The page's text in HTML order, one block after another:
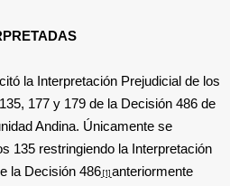
la Interpretación Prejudicial de los
177 y 179 de la Decisión 486 de
Andina. Únicamente se
135 restringiendo la Interpretación
la Decisión 486 [1] anteriormente